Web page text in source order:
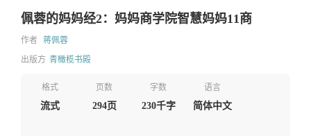
佩蓉的妈妈经2：妈妈商学院智慧妈妈11商
作者 蒋佩蓉
出版方 青橄榄书殿
格式
流式
页数
294页
字数
230千字
语言
简体中文